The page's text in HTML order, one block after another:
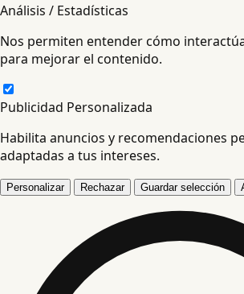
Análisis / Estadísticas
Nos permiten entender cómo
para mejorar el contenido.
Publicidad Personalizada
Habilita anuncios y recomendaciones
adaptadas a tus intereses.
Personalizar Rechazar Guardar selección